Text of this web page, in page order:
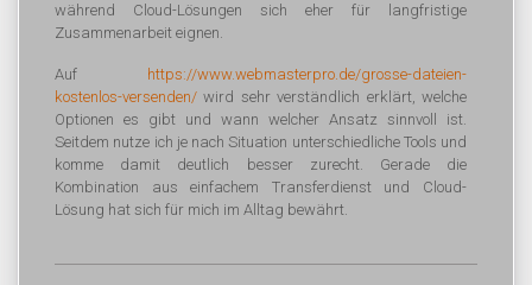
während Cloud-Lösungen sich eher für langfristige
Zusammenarbeit eignen.
Auf https://www.webmasterpro.de/grosse-dateien-
kostenlos-versenden/ wird sehr verständlich erklärt, welche
Optionen es gibt und wann welcher Ansatz sinnvoll ist.
Seitdem nutze ich je nach Situation unterschiedliche Tools und
komme damit deutlich besser zurecht. Gerade die
Kombination aus einfachem Transferdienst und Cloud-
Lösung hat sich für mich im Alltag bewährt.